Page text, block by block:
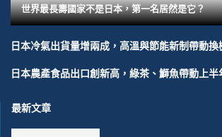
世界最長壽國家不是日本，第一名居然是它？
日本冷氣出貨量增兩成，高溫與節能新制帶動換
日本農產食品出口創新高，綠茶、鰤魚帶動上
最新文章